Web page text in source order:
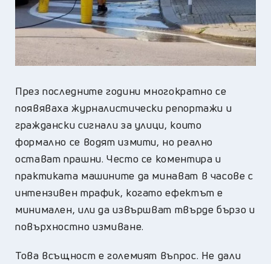
През последните години многократно се
появяваха журналистически репортажи и
граждански сигнали за улици, които
формално се водят измити, но реално
остават прашни. Често се коментира и
практиката машините да минават в часове с
интензивен трафик, когато ефектът е
минимален, или да извършват твърде бързо и
повърхностно измиване.
Това всъщност е големият въпрос. Не дали